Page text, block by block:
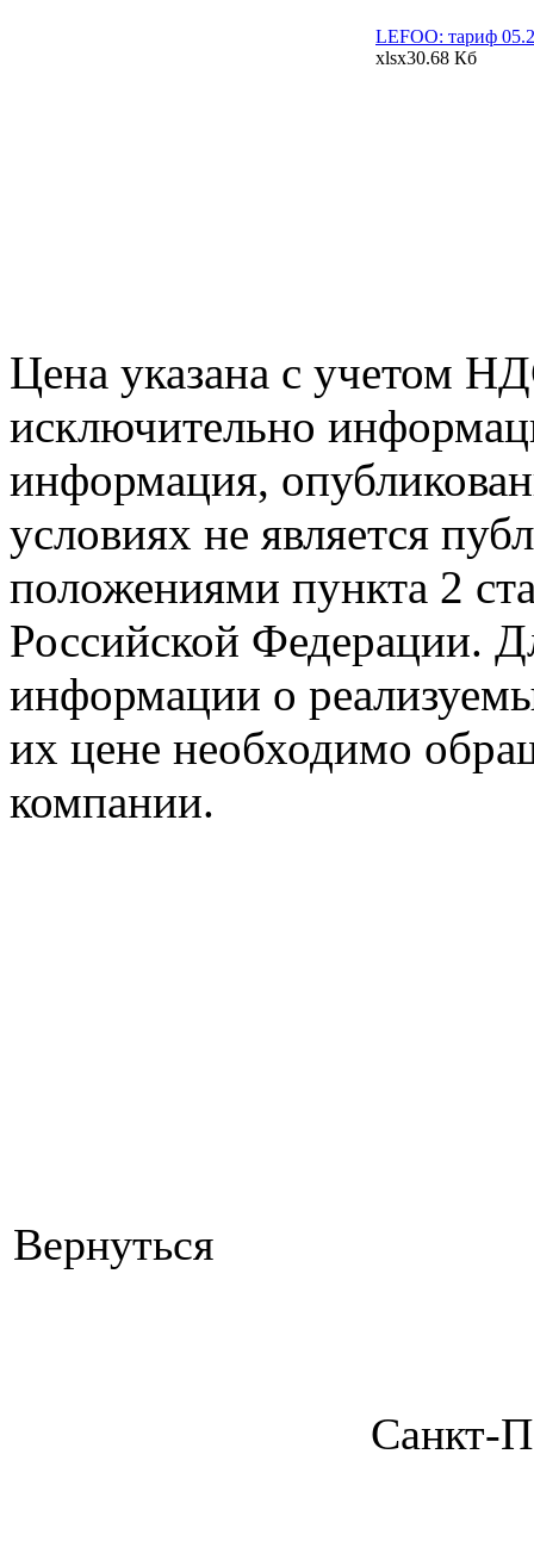
LEFOO: тариф
xlsx30.68 Кб
Цена указана с учетом
исключительно
информация,
условиях не является
положениями пункта 2
Российской Федерации.
информации о
их цене необходимо
компании.
Вернуться
Санкт-